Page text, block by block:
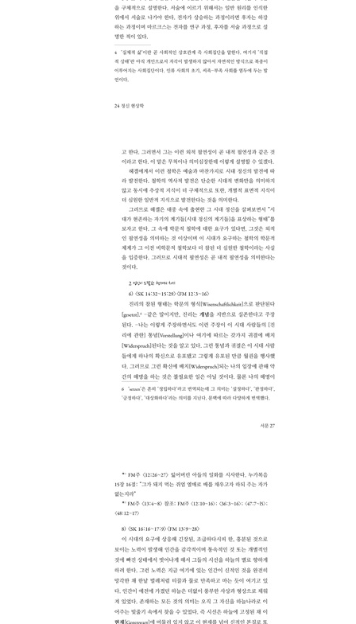
a 정신적인 동물의 나라와 속임 또는 사태 자체 767
b 법칙을 발견하려는 이성 815
c 이성에 의한 법칙의 검증 829